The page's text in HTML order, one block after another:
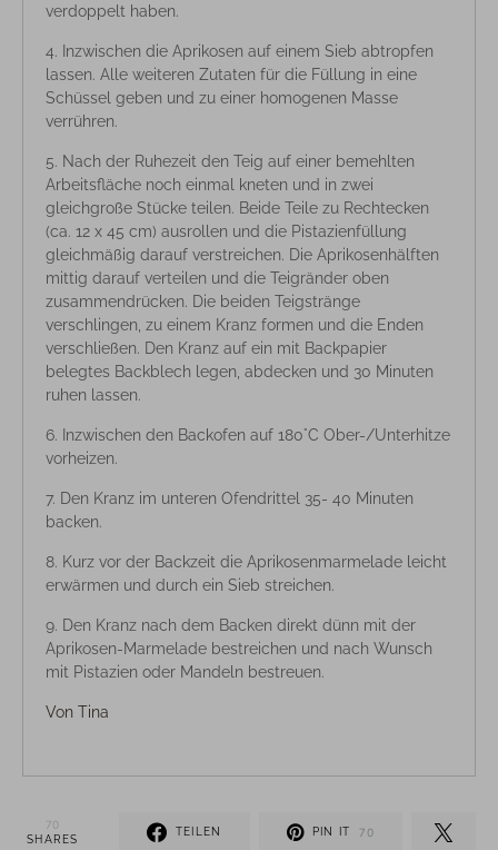
verdoppelt haben.
Inzwischen die Aprikosen auf einem Sieb abtropfen
lassen. Alle weiteren Zutaten für die Füllung in eine
Schüssel geben und zu einer homogenen Masse
verrühren.
Nach der Ruhezeit den Teig auf einer bemehlten
Arbeitsfläche noch einmal kneten und in zwei
gleichgroße Stücke teilen. Beide Teile zu Rechtecken
(ca. 12 x 45 cm) ausrollen und die Pistazienfüllung
gleichmäßig darauf verstreichen. Die Aprikosenhälften
mittig darauf verteilen und die Teigränder oben
zusammendrücken. Die beiden Teigstränge
verschlingen, zu einem Kranz formen und die Enden
verschließen. Den Kranz auf ein mit Backpapier
belegtes Backblech legen, abdecken und 30 Minuten
ruhen lassen.
Inzwischen den Backofen auf 180°C Ober-/Unterhitze
vorheizen.
Den Kranz im unteren Ofendrittel 35- 40 Minuten
backen.
Kurz vor der Backzeit die Aprikosenmarmelade leicht
erwärmen und durch ein Sieb streichen.
Den Kranz nach dem Backen direkt dünn mit der
Aprikosen-Marmelade bestreichen und nach Wunsch
mit Pistazien oder Mandeln bestreuen.
Von Tina
70
SHARES
TEILEN PIN IT 70